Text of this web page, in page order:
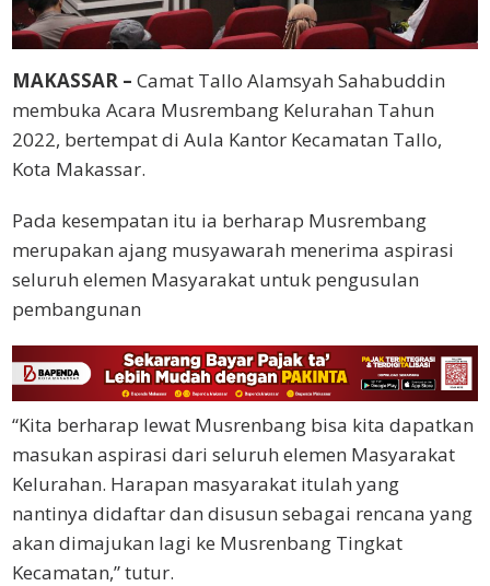
MAKASSAR – Camat Tallo Alamsyah Sahabuddin
membuka Acara Musrembang Kelurahan Tahun
2022, bertempat di Aula Kantor Kecamatan Tallo,
Kota Makassar.
Pada kesempatan itu ia berharap Musrembang
merupakan ajang musyawarah menerima aspirasi
seluruh elemen Masyarakat untuk pengusulan
pembangunan
“Kita berharap lewat Musrenbang bisa kita dapatkan
masukan aspirasi dari seluruh elemen Masyarakat
Kelurahan. Harapan masyarakat itulah yang
nantinya didaftar dan disusun sebagai rencana yang
akan dimajukan lagi ke Musrenbang Tingkat
Kecamatan,” tutur.